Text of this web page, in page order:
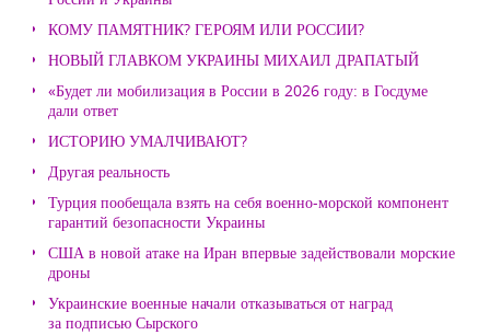
КОМУ ПАМЯТНИК? ГЕРОЯМ ИЛИ РОССИИ?
НОВЫЙ ГЛАВКОМ УКРАИНЫ МИХАИЛ ДРАПАТЫЙ
«Будет ли мобилизация в России в 2026 году: в Госдуме
дали ответ
ИСТОРИЮ УМАЛЧИВАЮТ?
Другая реальность
Турция пообещала взять на себя военно-морской компонент
гарантий безопасности Украины
США в новой атаке на Иран впервые задействовали морские
дроны
Украинские военные начали отказываться от наград
за подписью Сырского